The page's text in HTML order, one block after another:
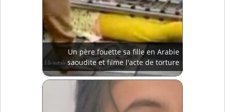
Un père fouette sa fille en Arabie
saoudite et filme l'acte de torture